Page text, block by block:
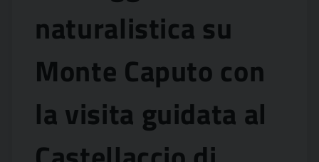
naturalistica su
Monte Caputo con
la visita guidata al